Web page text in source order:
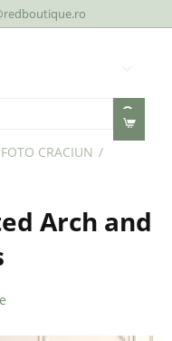
CRACIUN /
Arch and